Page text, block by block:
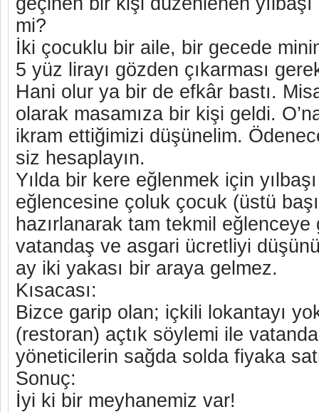
mi?
İki çocuklu bir aile, bir gecede
5 yüz lirayı gözden çıkarması
Hani olur ya bir de efkâr bastı.
olarak masamıza bir kişi geldi.
ikram ettiğimizi düşünelim.
siz hesaplayın.
Yılda bir kere eğlenmek için
eğlencesine çoluk çocuk (üstü
hazırlanarak tam tekmil
vatandaş ve asgari ücretliyi
ay iki yakası bir araya gelmez.
Kısacası:
Bizce garip olan; içkili lokantayı
(restoran) açtık söylemi ile
yöneticilerin sağda solda fiyaka
Sonuç:
İyi ki bir meyhanemiz var!